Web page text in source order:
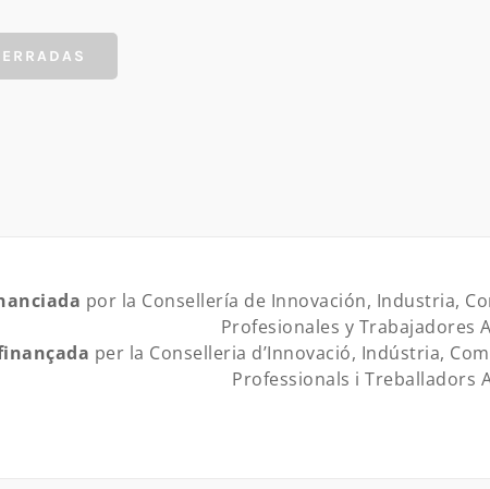
por la Consellería de Innovación, Industria,
Profesionales y Trabajadores
per la Conselleria d’Innovació, Indústria,
Professionals i Treballadors